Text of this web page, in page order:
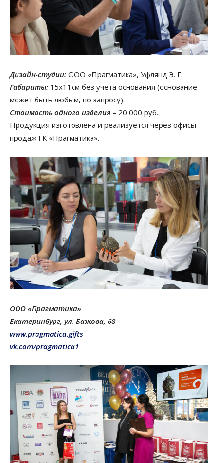
Дизайн-студии: ООО «Прагматика», Уфлянд Э. Г.
Габариты: 15х11см без учёта основания (основание
может быть любым, по запросу).
Стоимость одного изделия – 20 000 руб.
Продукция изготовлена и реализуется через офисы
продаж ГК «Прагматика».
ООО «Прагматика»
Екатеринбург, ул. Бажова, 68
www.pragmatica.gifts
vk.com/pragmatica1